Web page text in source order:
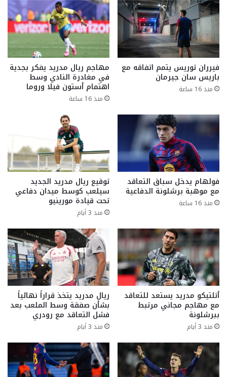
فيرران توريس يتمم اتفاقه مع
باريس سان جيرمان
منذ 16 ساعة
مهاجم ريال مدريد يفكر بجدية
في مغادرة النادي وسط
اهتمام أستون فيلا وروما
منذ 16 ساعة
فولهام يدخل سباق التعاقد
مع موهبة برشلونة الدفاعية
منذ 16 ساعة
توقيع ريال مدريد الجديد
سيلعب كوسط ميدان دفاعي
تحت قيادة مورينيو
منذ 3 أيام
أتلتيكو مدريد يستعد للتعاقد
مع مهاجم مجاني مرتبط
ببرشلونة
منذ 3 أيام
ريال مدريد يتخذ قراراً نهائياً
بشأن صفقة وسط الملعب بعد
فشل التعاقد مع رودري
منذ 3 أيام